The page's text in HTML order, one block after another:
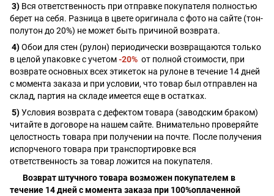
3) Вся ответственность при отправке покупателя полностью
берет на себя. Разница в цвете оригинала с фото на сайте (тон-
полутон до 20%) не может быть причиной возврата.
4)Обои для стен (рулон) периодически возвращаются только
в целой упаковке с учетом-20% от полной стоимости, при
возврате основных всех этикеток на рулоне в течение 14 дней
с момента заказа и при условии, что товар был отправлен на
склад, партия на складе имеется еще в остатках.
5)Условия возврата с дефектом товара (заводским браком)
читайте в договоре на нашем сайте. Внимательно проверяйте
целостность товара при получении на почте. После получения
испорченого товара при транспортировке вся
ответственность за товар ложится на покупателя.
Возврат штучного товара возможен покупателем в
течение 14 дней с момента заказа при 100%оплаченной